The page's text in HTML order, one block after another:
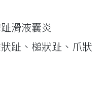
滑液囊炎
趾、槌狀趾、爪狀